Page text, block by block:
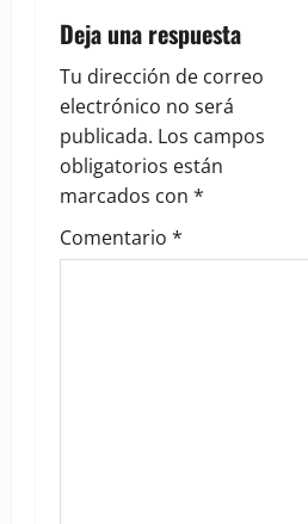
a
v
i
g
a
t
Deja una respuesta
Tu dirección de correo
electrónico no será
publicada. Los campos
obligatorios están
marcados con *
Comentario *